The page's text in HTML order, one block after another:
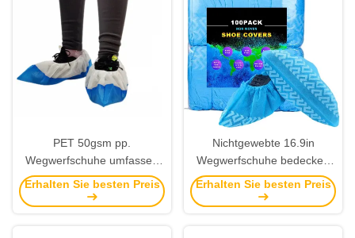
PET 50gsm pp.
Wegwerfschuhe umfassen
nichtgewebter Gewebe-
Wegwerfbeleg-beständige
Erhalten Sie besten Preis
Nichtgewebte 16.9in
Wegwerfschuhe bedecken
wasserdichtes medizinisches
Personal-Schuh-
Erhalten Sie besten Preis